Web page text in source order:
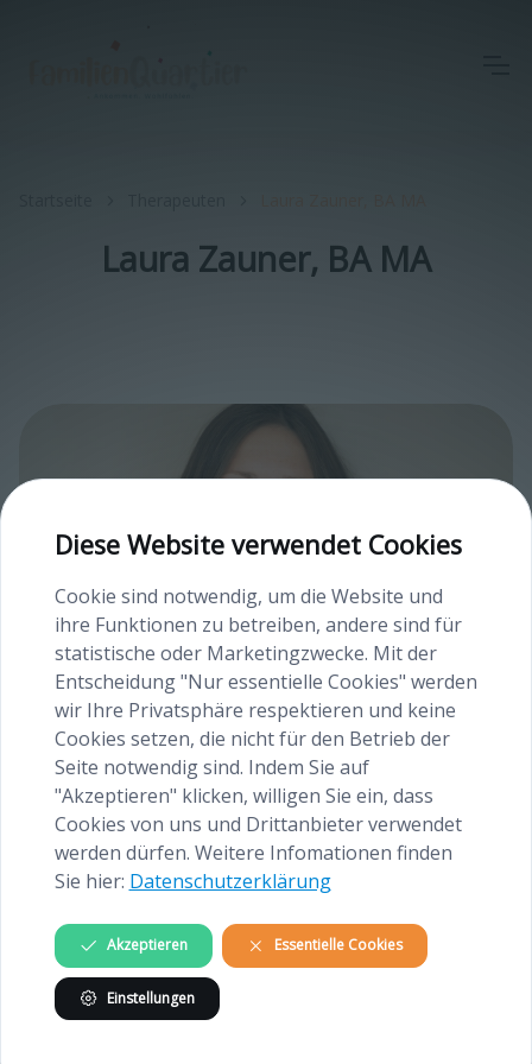
Laura Zauner, BA MA
Psychotherapeutin (Verhaltenstherapie)
Schwangerschaft, (traumatische) Geburt,
Elternschaft
postpartale Störungen: Ängste, Zwänge,
Diese Website verwendet Cookies
Cookie sind notwendig, um die Website und
ihre Funktionen zu betreiben, andere sind für
statistische oder Marketingzwecke. Mit der
Entscheidung "Nur essentielle Cookies" werden
wir Ihre Privatsphäre respektieren und keine
Cookies setzen, die nicht für den Betrieb der
Seite notwendig sind. Indem Sie auf
"Akzeptieren" klicken, willigen Sie ein, dass
Cookies von uns und Drittanbieter verwendet
werden dürfen. Weitere Infomationen finden
Sie hier: Datenschutzerklärung
Akzeptieren Essentielle Cookies
Einstellungen